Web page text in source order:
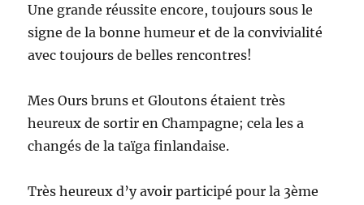
Une grande réussite encore, toujours sous le
signe de la bonne humeur et de la convivialité
avec toujours de belles rencontres!
Mes Ours bruns et Gloutons étaient très
heureux de sortir en Champagne; cela les a
changés de la taïga finlandaise.
Très heureux d’y avoir participé pour la 3ème